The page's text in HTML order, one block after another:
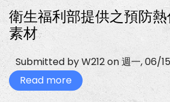
衛生福利部提供之預防
素材
Submitted byW212on週一, 06/
Read more about
衛